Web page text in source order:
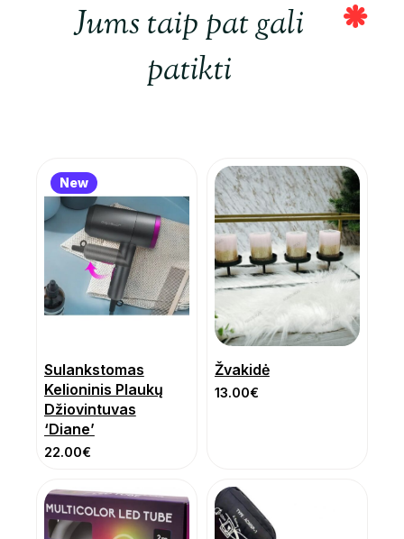
Jums taip pat gali
patikti
Sulankstomas
Kelioninis Plaukų
Džiovintuvas
‘Diane’
22.00€
New
Žvakidė
13.00€